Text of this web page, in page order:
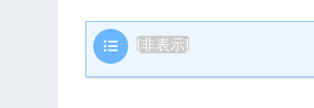
目次 [非表示]